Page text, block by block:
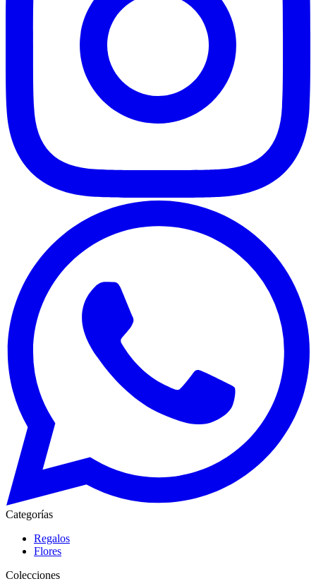
Categorías
Regalos
Flores
Colecciones